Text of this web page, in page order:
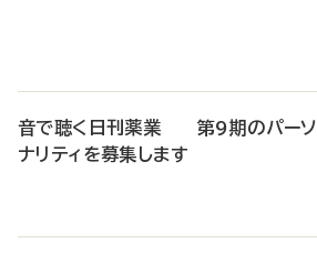
音で聴く日刊薬業 第9期のパーソ
ナリティを募集します